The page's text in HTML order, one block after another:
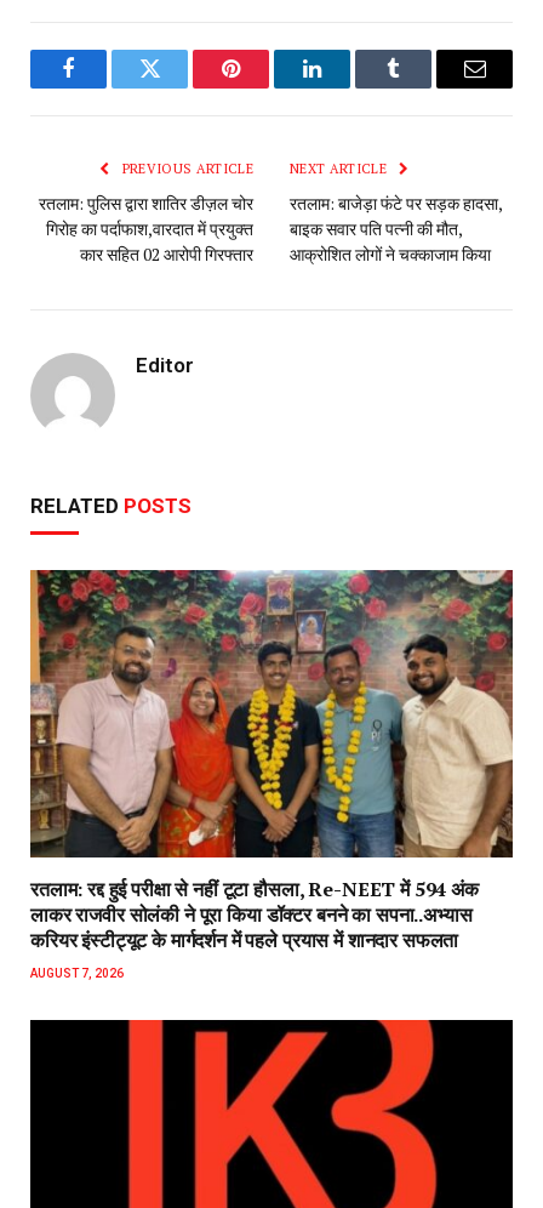
FacebookTwitter Pinterest LinkedInTumblr Email
PREVIOUS ARTICLE
रतलाम: पुलिस द्वारा शातिर डीज़ल चोर
गिरोह का पर्दाफाश,वारदात में प्रयुक्त
कार सहित 02 आरोपी गिरफ्तार
NEXT ARTICLE
रतलाम: बाजेड़ा फंटे पर सड़क हादसा,
बाइक सवार पति पत्नी की मौत,
आक्रोशित लोगों ने चक्काजाम किया
Editor
RELATED POSTS
रतलाम: रद्द हुई परीक्षा से नहीं टूटा हौसला, Re-NEET में 594 अंक
लाकर राजवीर सोलंकी ने पूरा किया डॉक्टर बनने का सपना..अभ्यास
करियर इंस्टीट्यूट के मार्गदर्शन में पहले प्रयास में शानदार सफलता
AUGUST 7, 2026